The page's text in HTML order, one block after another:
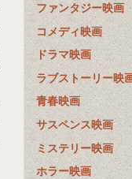
ファンタジー映画
コメディ映画
ドラマ映画
ラブストーリー映
青春映画
サスペンス映画
ミステリー映画
ホラー映画